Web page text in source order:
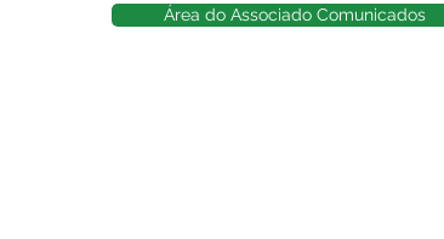
Área do Associado Comunicados